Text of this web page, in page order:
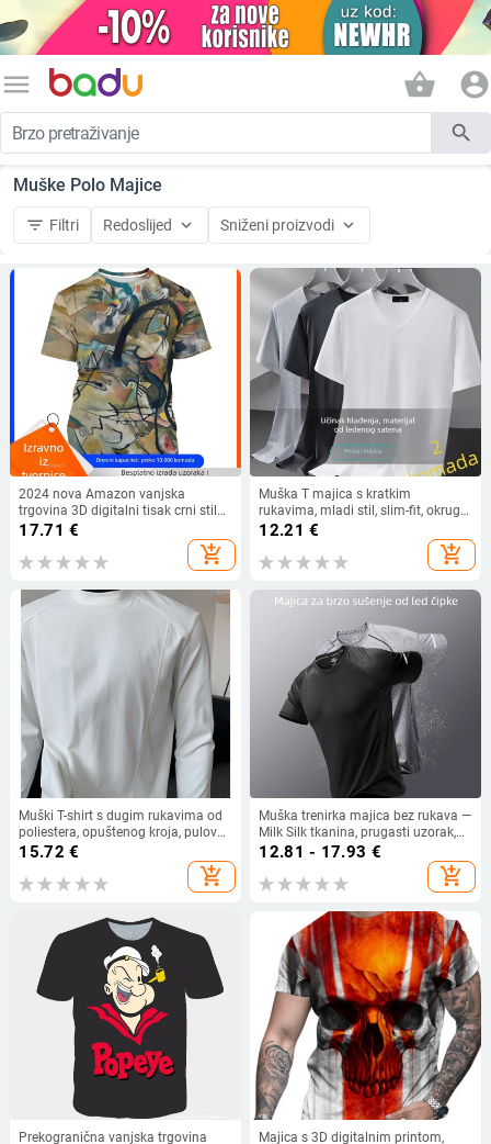
menu shopping_basket account_circle
search
Muške Polo Majice
filter_list Filtri Redoslijed keyboard_arrow_down Sniženi proizvodi keyboard_arrow_down
2024 nova Amazon vanjska
trgovina 3D digitalni tisak crni stil
element majica europske i američke
17.71 €
add_shopping_cart
Muška T majica s kratkim
rukavima, mladi stil, slim-fit, okrugli
izrez, brzo sušenje poliestera, ljeto
12.21 €
add_shopping_cart
Muški T-shirt s dugim rukavima od
poliestera, opuštenog kroja, pulover
dizajn, Hong Kong stil
15.72 €
add_shopping_cart
Muška trenirka majica bez rukava —
Milk Silk tkanina, prugasti uzorak,
labav kroj, prozračna, ljeto
12.81 - 17.93 €
add_shopping_cart
Prekogranična vanjska trgovina
Majica s 3D digitalnim printom,